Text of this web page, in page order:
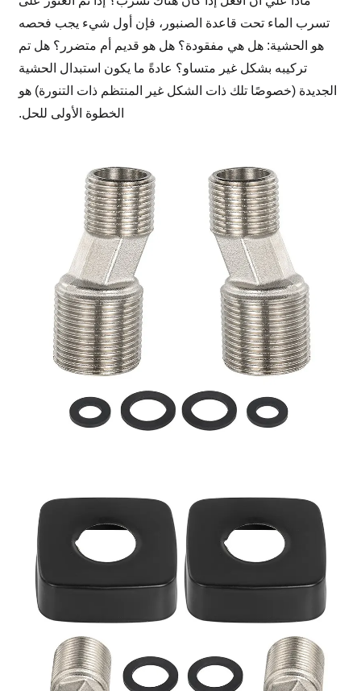
تسرب الماء تحت قاعدة الصنبور، فإن أول شيء يجب فحصه
هو الحشية: هل هي مفقودة؟ هل هو قديم أم متضرر؟ هل تم
تركيبه بشكل غير متساو؟ عادةً ما يكون استبدال الحشية
الجديدة (خصوصًا تلك ذات الشكل غير المنتظم ذات التنورة) هو
الخطوة الأولى للحل.